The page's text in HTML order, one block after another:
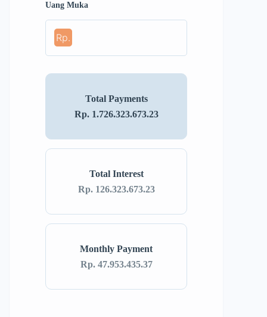
Uang Muka
Rp.
Monthly Payment
Rp. 47.953.435.37
Total Interest
Rp. 126.323.673.23
Total Payments
Rp. 1.726.323.673.23